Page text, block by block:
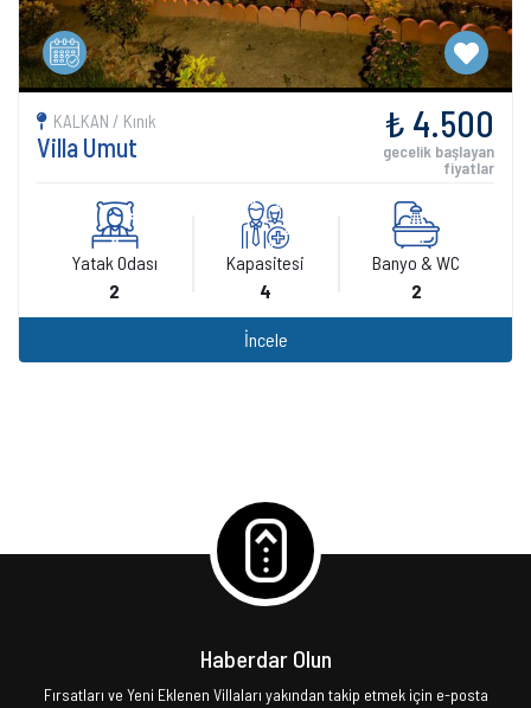
KALKAN / Kınık
Villa Umut
₺ 4.500
gecelik başlayan
fiyatlar
Yatak Odası
2
Kapasitesi
4
Banyo & WC
2
İncele
Haberdar Olun
Fırsatları ve Yeni Eklenen Villaları yakından takip etmek için e-posta